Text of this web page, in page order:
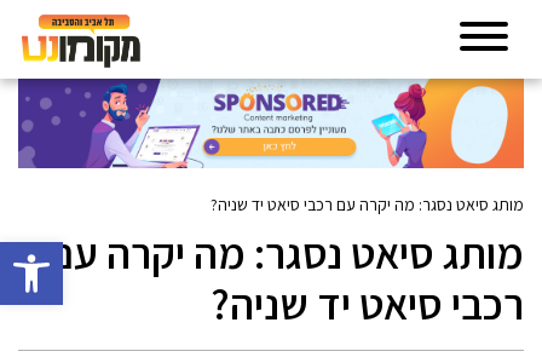
פתח
מותג סיאט נסגר: מה יקרה עם רכבי סיאט יד שניה?
מותג סיאט נסגר: מה יקרה עם
רכבי סיאט יד שניה?